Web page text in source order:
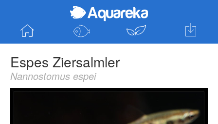
Startseite Fische entdecken Pflanzen
App für Android
Espes Ziersalmler
Nannostomus espei